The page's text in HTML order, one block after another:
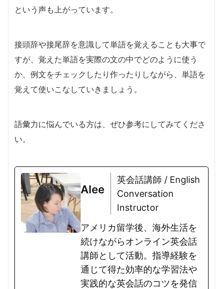
という声も上がっています。
接頭辞や接尾辞を意識して単語を覚えることも大事で
すが、覚えた単語を実際の文の中でどのように使う
か、例文をチェックしたり作ったりしながら、単語を
覚えて使いこなしていきましょう。
語彙力に悩んでいる方は、ぜひ参考にしてみてくださ
い。
Alee
英会話講師 / English
Conversation
Instructor
アメリカ留学後、海外生活を
続けながらオンライン英会話
講師として活動。指導経験を
通じて得た効率的な学習法や
実践的な英会話のコツを発信